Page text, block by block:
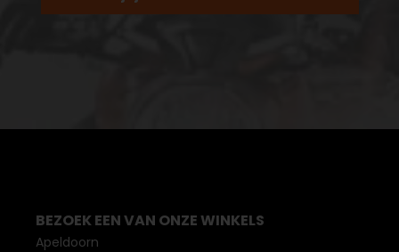
BEZOEK EEN VAN ONZE WINKELS
Apeldoorn